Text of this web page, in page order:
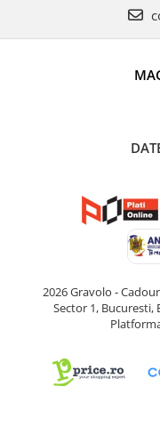
2026 Gravolo -
Sector 1, Bucuresti,